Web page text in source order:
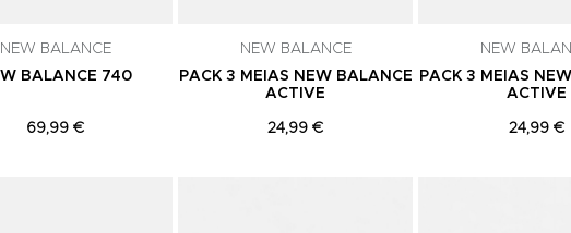
NEW BALANCE
BALANCE 740
69,99 €
NEW BALANCE
PACK 3 MEIAS NEW BALANCE
ACTIVE
24,99 €
NEW
PACK 3 MEIAS
ACTIVE
24,99 €